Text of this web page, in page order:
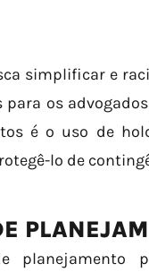
simplificar e
os
é o uso de
lo de
planejamento